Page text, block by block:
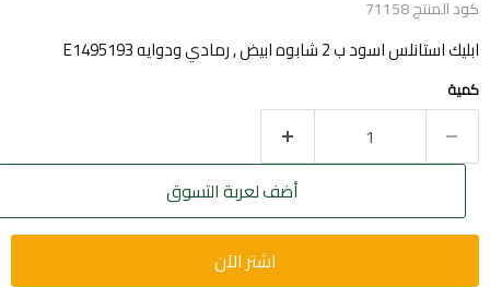
كود المنتج71158
ابليك استانلس اسود ب 2 شابوه ابيض , رمادي ودوايه E1495193
كمية
أضف لعربة التسوق
اشتر الآن